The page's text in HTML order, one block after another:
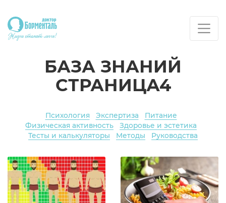
БАЗА ЗНАНИЙ
СТРАНИЦА4
Психология Экспертиза
Питание
Физическая активность
Здоровье и эстетика
Тесты и калькуляторы
Методы Руководства